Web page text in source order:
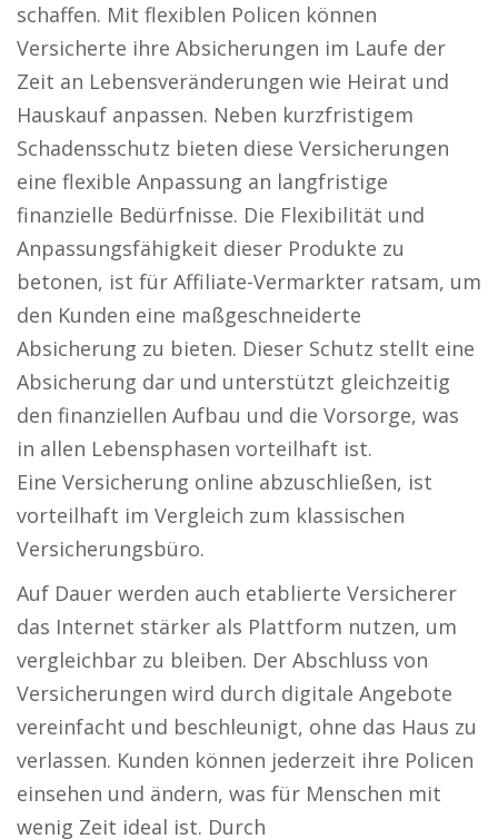
schaffen. Mit flexiblen Policen können
Versicherte ihre Absicherungen im Laufe der
Zeit an Lebensveränderungen wie Heirat und
Hauskauf anpassen. Neben kurzfristigem
Schadensschutz bieten diese Versicherungen
eine flexible Anpassung an langfristige
finanzielle Bedürfnisse. Die Flexibilität und
Anpassungsfähigkeit dieser Produkte zu
betonen, ist für Affiliate-Vermarkter ratsam, um
den Kunden eine maßgeschneiderte
Absicherung zu bieten. Dieser Schutz stellt eine
Absicherung dar und unterstützt gleichzeitig
den finanziellen Aufbau und die Vorsorge, was
in allen Lebensphasen vorteilhaft ist.
Eine Versicherung online abzuschließen, ist
vorteilhaft im Vergleich zum klassischen
Versicherungsbüro.
Auf Dauer werden auch etablierte Versicherer
das Internet stärker als Plattform nutzen, um
vergleichbar zu bleiben. Der Abschluss von
Versicherungen wird durch digitale Angebote
vereinfacht und beschleunigt, ohne das Haus zu
verlassen. Kunden können jederzeit ihre Policen
einsehen und ändern, was für Menschen mit
wenig Zeit ideal ist. Durch